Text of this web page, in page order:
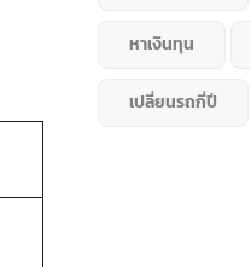
หาเงินทุน
เปลี่ยนรถกี่ปี